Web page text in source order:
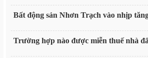
Bất động sản Nhơn Trạch vào nhịp
Trường hợp nào được miễn thuế nhà